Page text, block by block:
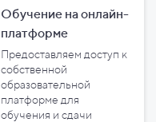
Обучение на онлайн-
платформе
Предоставляем доступ к
собственной
образовательной
платформе для
обучения и сдачи